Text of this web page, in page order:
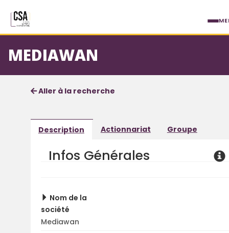
MEDIAWAN
Fiche société
Informations détaillées
Aller à la recherche
Description Actionnariat Groupe
Infos Générales
Nom de la
société
Mediawan